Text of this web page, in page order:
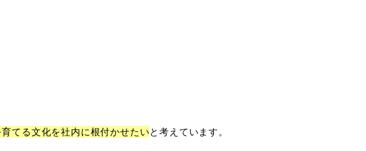
てる文化を社内に根付かせたいと考えています。